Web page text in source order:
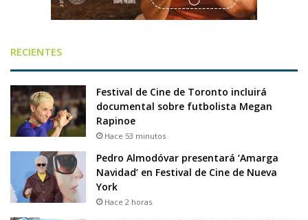
RECIENTES
Festival de Cine de Toronto incluirá
documental sobre futbolista Megan
Rapinoe
Hace 53 minutos
Pedro Almodóvar presentará ‘Amarga
Navidad’ en Festival de Cine de Nueva
York
Hace 2 horas